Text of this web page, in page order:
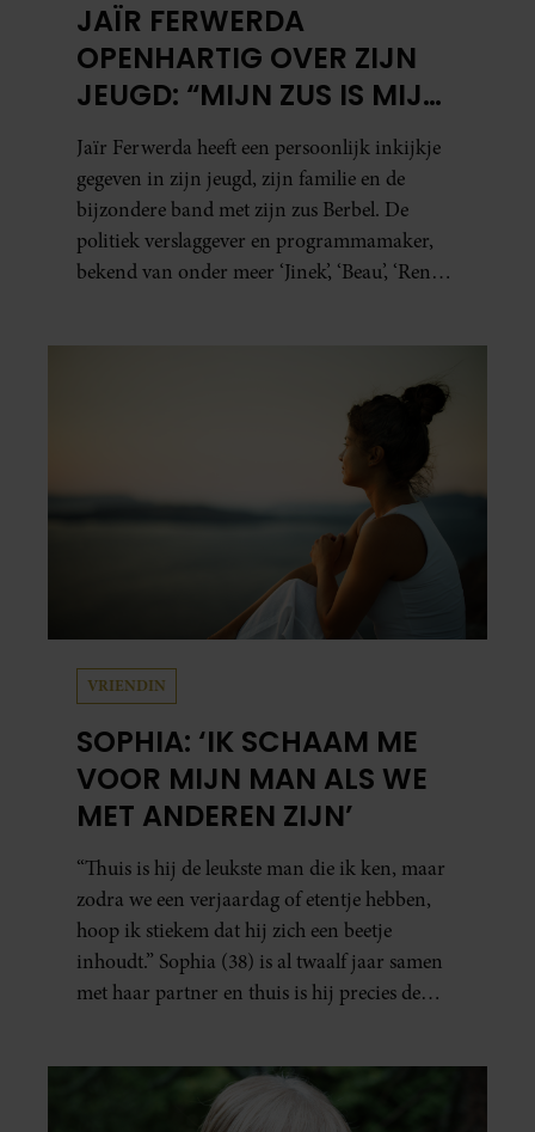
JAÏR FERWERDA
OPENHARTIG OVER ZIJN
JEUGD: “MIJN ZUS IS MIJN
MORELE KOMPAS”
Jaïr Ferwerda heeft een persoonlijk inkijkje
gegeven in zijn jeugd, zijn familie en de
bijzondere band met zijn zus Berbel. De
politiek verslaggever en programmamaker,
bekend van onder meer ‘Jinek’, ‘Beau’, ‘Renze’,
VRIENDIN
SOPHIA: ‘IK SCHAAM ME
VOOR MIJN MAN ALS WE
MET ANDEREN ZIJN’
“Thuis is hij de leukste man die ik ken, maar
zodra we een verjaardag of etentje hebben,
hoop ik stiekem dat hij zich een beetje
inhoudt.” Sophia (38) is al twaalf jaar samen
met haar partner en thuis is hij precies de
vaker schaamt zodra ze samen onder de